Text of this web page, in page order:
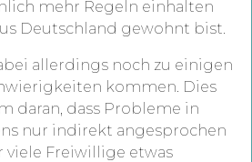
mehr Regeln einhalten
Deutschland gewohnt bist.
allerdings noch zu einigen
kommen. Dies
daran, dass Probleme in
nur indirekt angesprochen
viele Freiwillige etwas